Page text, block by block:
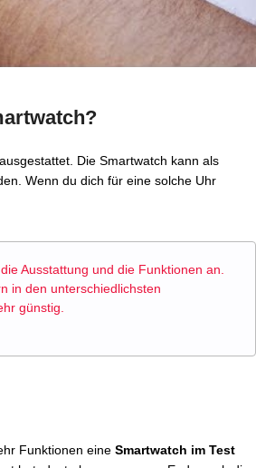
ausgestattet. Die Smartwatch kann als
Wenn du dich für eine solche Uhr
Ausstattung und die Funktionen an.
in den unterschiedlichsten
günstig.
Funktionen eine Smartwatch im Test